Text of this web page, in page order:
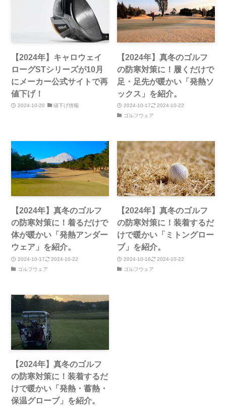
【2024年】キャロウェイ
ローグSTシリーズが10月
にメーカー公式サイトで再
値下げ！
2024-10-20 値下げ情報
【2024年】真冬のゴルフ
の防寒対策に！履くだけで
足・足先が暖かい「発熱ソ
ックス」を紹介。
2024-10-17
2024-10-22
ゴルフウェア
【2024年】真冬のゴルフ
の防寒対策に！着るだけで
体が暖かい「発熱アンダー
ウェア」を紹介。
2024-10-17
2024-10-22
ゴルフウェア
【2024年】真冬のゴルフ
の防寒対策に！装着するだ
けで暖かい「ミトングロー
ブ」を紹介。
2024-10-16
2024-10-22
ゴルフウェア
【2024年】真冬のゴルフ
の防寒対策に！装着するだ
けで暖かい「発熱・蓄熱・
保温グローブ」を紹介。